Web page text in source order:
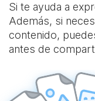
Si te ayuda a
Además, si
contenido,
antes de